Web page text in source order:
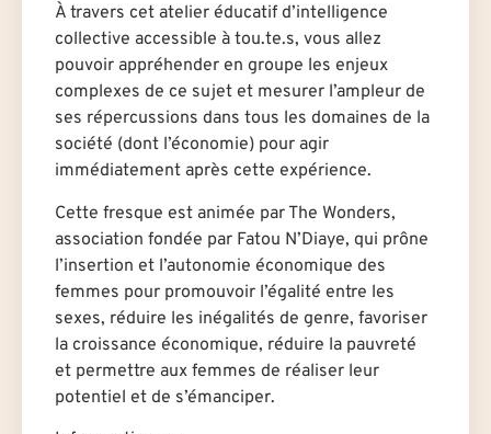
À travers cet atelier éducatif d’intelligence
collective accessible à tou.te.s, vous allez
pouvoir appréhender en groupe les enjeux
complexes de ce sujet et mesurer l’ampleur de
ses répercussions dans tous les domaines de la
société (dont l’économie) pour agir
immédiatement après cette expérience.
Cette fresque est animée par The Wonders,
association fondée par Fatou N’Diaye, qui prône
l’insertion et l’autonomie économique des
femmes pour promouvoir l’égalité entre les
sexes, réduire les inégalités de genre, favoriser
la croissance économique, réduire la pauvreté
et permettre aux femmes de réaliser leur
potentiel et de s’émanciper.